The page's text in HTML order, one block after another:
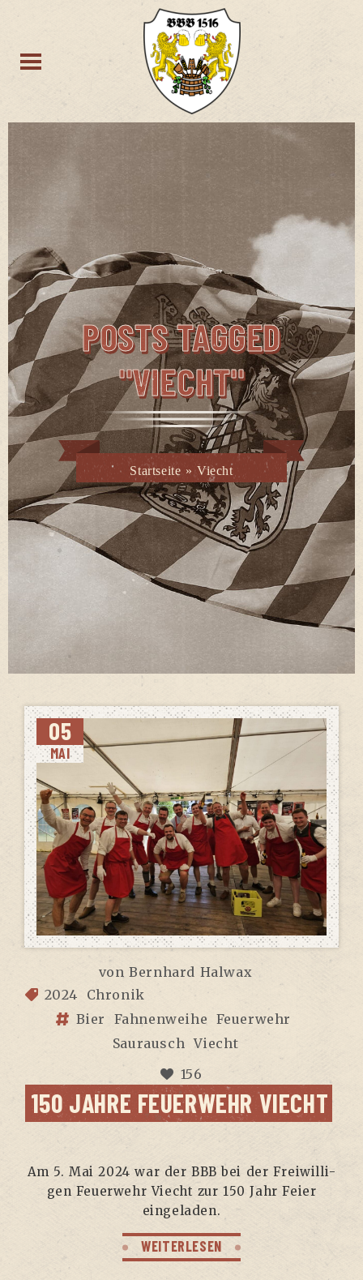
POSTS TAGGED
"VIECHT"
Startseite » Viecht
05
MAI
vonBernhard Halwax
2024
Chronik
Bier
Fahnenweihe Feuerwehr
Saurausch Viecht
156
150 JAH­RE FEU­ER­WEHR VIECHT
Am 5. Mai 2024 war der BBB bei der Frei­wil­li­
gen Feu­er­wehr Viecht zur 150 Jahr Fei­er
eingeladen.
WEITERLESEN